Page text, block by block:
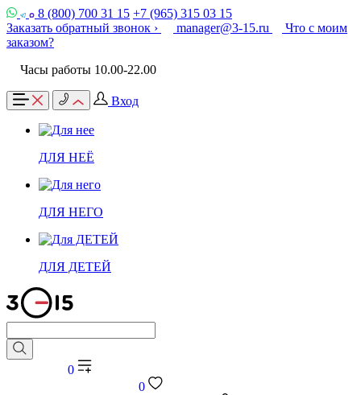
8 (800) 700 31 15 +7 (965) 315 03 15
Заказать обратный звонок ›
manager@3-15.ru
Что с моим
заказом?
Часы работы 10.00-22.00
Вход
ДЛЯ НЕЁ
ДЛЯ НЕГО
ДЛЯ ДЕТЕЙ
0
0